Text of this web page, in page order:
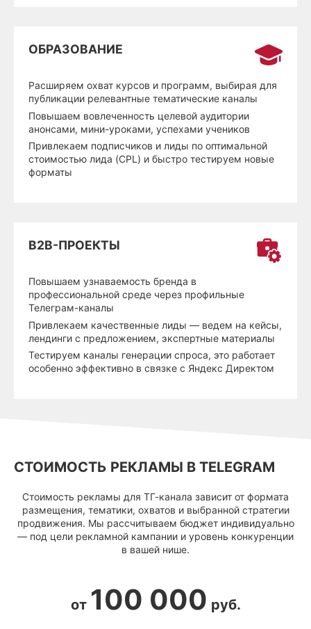
ОБРАЗОВАНИЕ
Расширяем охват курсов и программ, выбирая для
публикации релевантные тематические каналы
Повышаем вовлеченность целевой аудитории
анонсами, мини-уроками, успехами учеников
Привлекаем подписчиков и лиды по оптимальной
стоимостью лида (CPL) и быстро тестируем новые
форматы
B2B-ПРОЕКТЫ
Повышаем узнаваемость бренда в
профессиональной среде через профильные
Телеграм-каналы
Привлекаем качественные лиды — ведем на кейсы,
лендинги с предложением, экспертные материалы
Тестируем каналы генерации спроса, это работает
особенно эффективно в связке с Яндекс Директом
СТОИМОСТЬ РЕКЛАМЫ В TELEGRAM
Стоимость рекламы для ТГ-канала зависит от формата
размещения, тематики, охватов и выбранной стратегии
продвижения. Мы рассчитываем бюджет индивидуально
— под цели рекламной кампании и уровень конкуренции
в вашей нише.
от 100 000 руб.